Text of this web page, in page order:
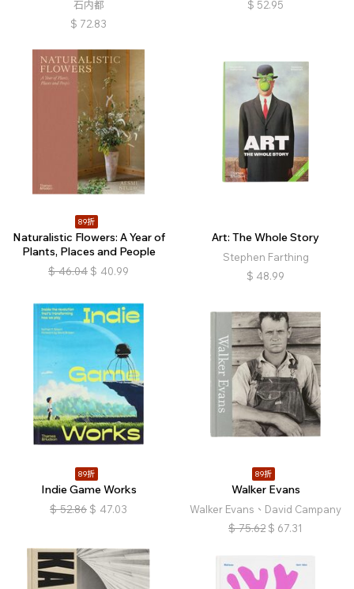
石内都
$ 72.83
$ 52.95
89折
Naturalistic Flowers: A Year of
Plants, Places and People
$ 46.04 $ 40.99
Art: The Whole Story
Stephen Farthing
$ 48.99
89折
Indie Game Works
$ 52.86 $ 47.03
89折
Walker Evans
Walker Evans、David Campany
$ 75.62 $ 67.31